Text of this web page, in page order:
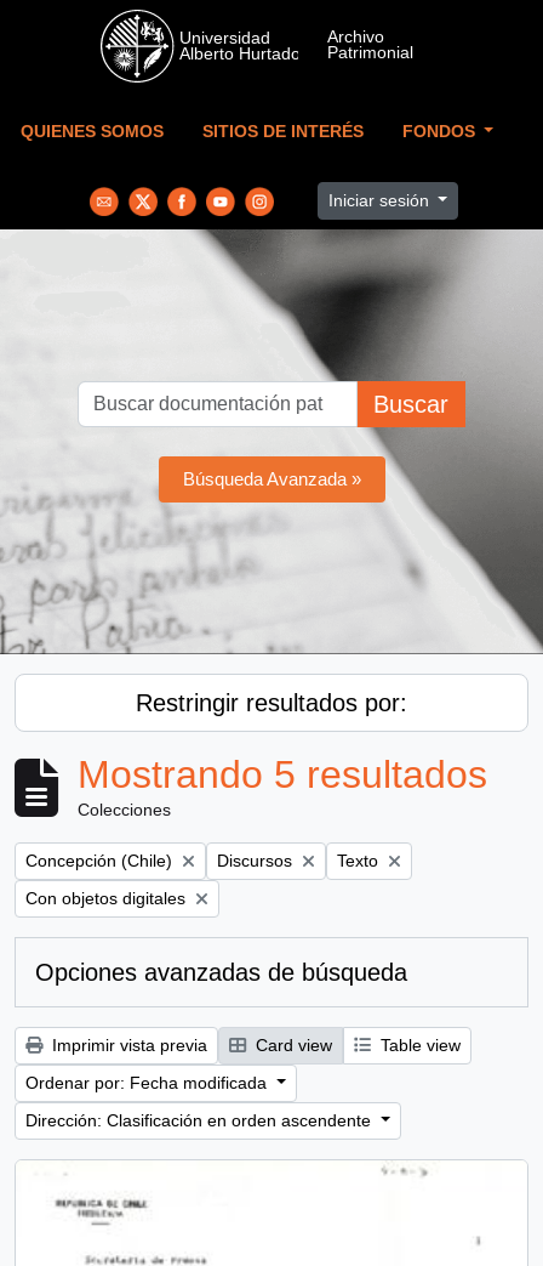
Skip to main content
QUIENES SOMOS SITIOS DE INTERÉS FONDOS
Iniciar sesión
Buscar
Búsqueda Avanzada »
Restringir resultados por:
Mostrando 5 resultados
Colecciones
Remove filter:
Concepción (Chile) Remove filter:
Discursos Remove filter:
Texto
Remove filter:
Con objetos digitales
Opciones avanzadas de búsqueda
Imprimir vista previa Card view
Table view
Ordenar por: Fecha modificada
Dirección: Clasificación en orden ascendente